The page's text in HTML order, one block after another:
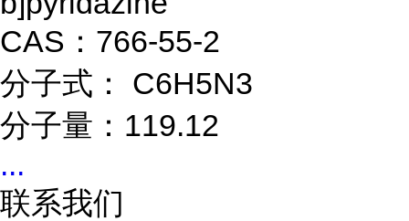
CAS：766-55-2
分子式： C6H5N3
分子量：119.12
...
联系我们